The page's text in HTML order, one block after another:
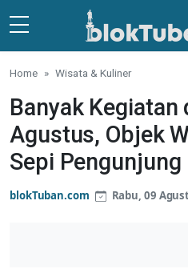
Skip to main content
Home Wisata & Kuliner
Banyak Kegiatan
Agustus, Objek
Sepi Pengunjung
blokTuban.com Rabu, 09